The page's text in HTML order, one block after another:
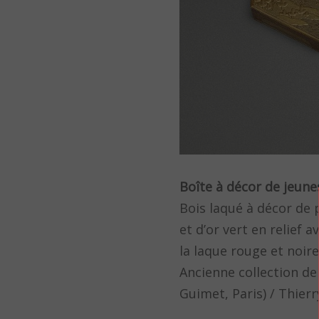
Boîte à décor de
Bois laqué à décor de
et d’or vert en relief
la laque rouge et
Ancienne collection
Guimet, Paris) /